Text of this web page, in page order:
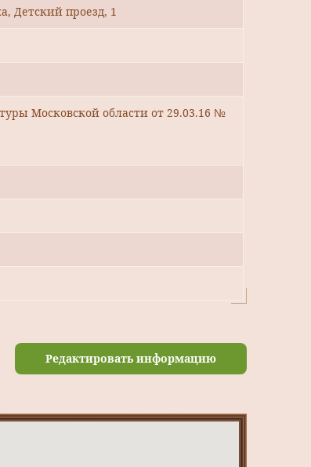
Детский проезд, 1
Московской области от 29.03.16 №
Редактировать информацию